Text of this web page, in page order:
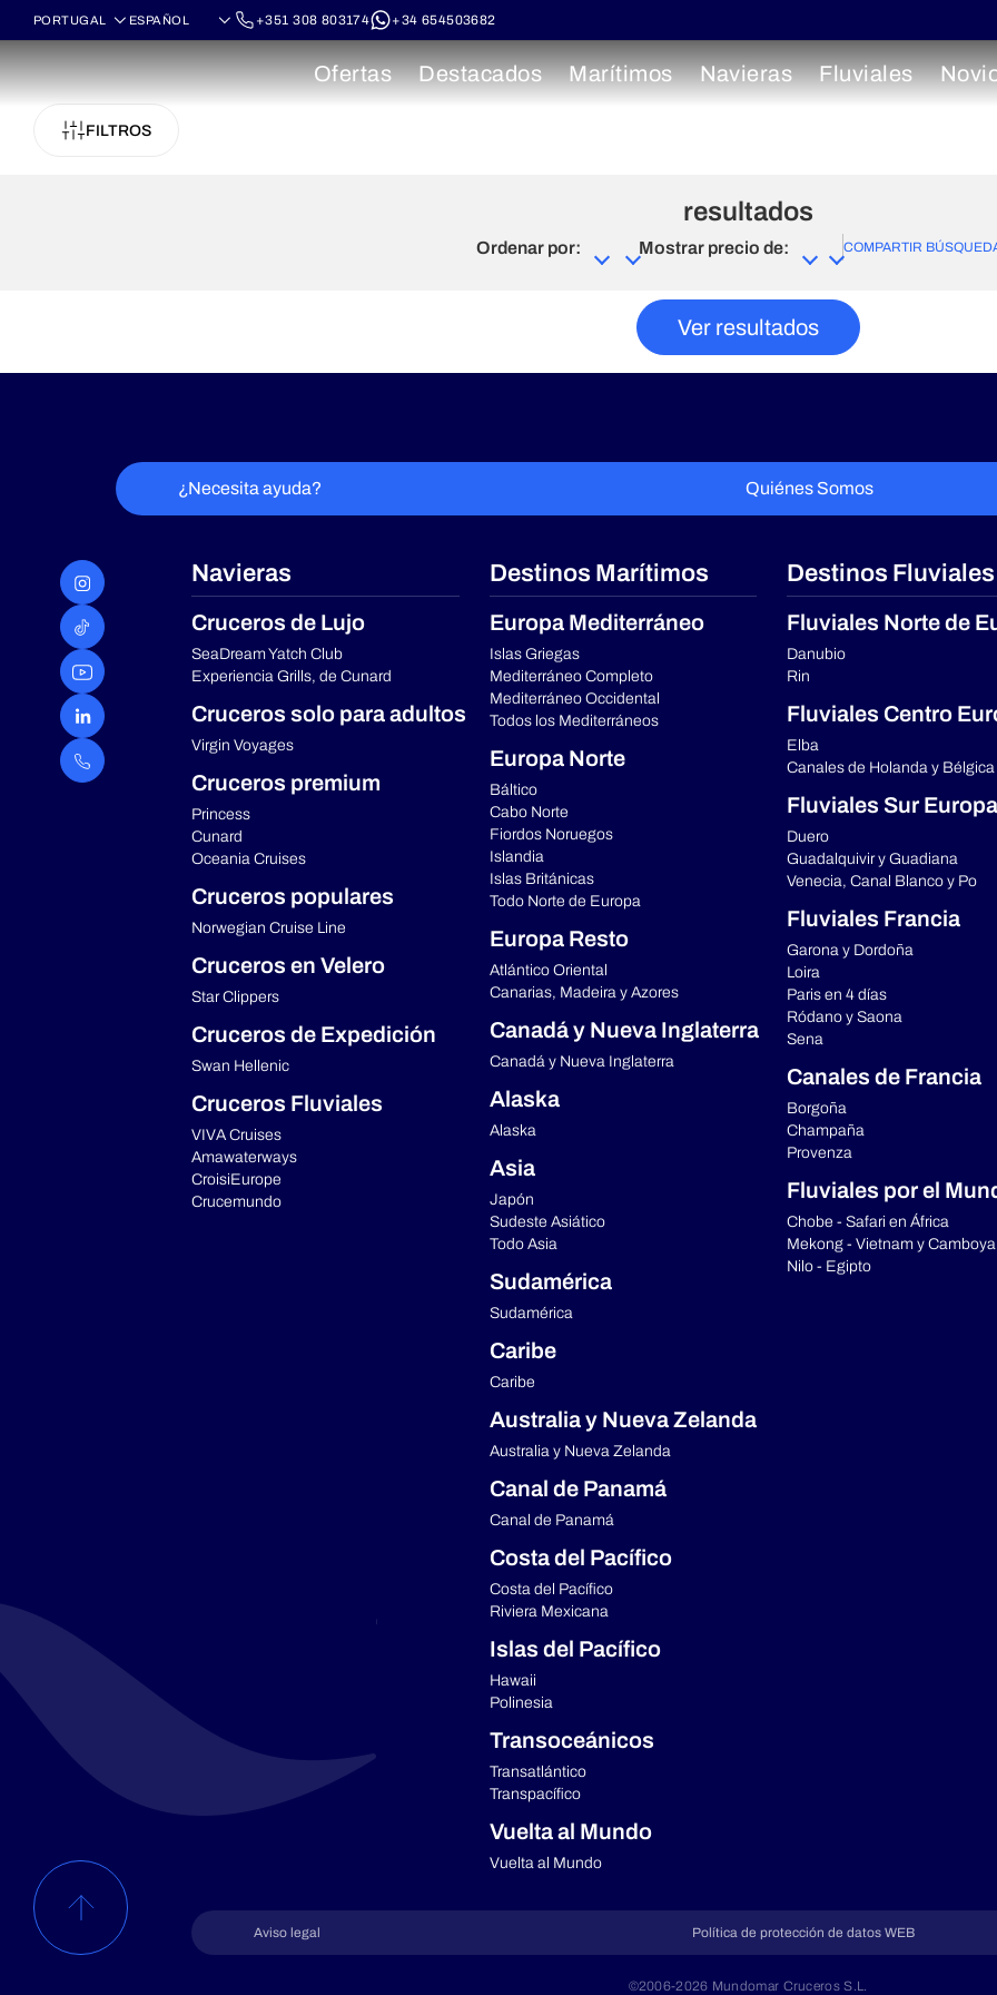
+351 308 803174 +34 654503682
Ofertas Destacados Marítimos Navieras Fluviales
FILTROS
resultados
Ordenar por: Mostrar precio de: COMPARTIR
Ver resultados
¿Necesita ayuda? Quiénes Somos
Navieras
Cruceros de Lujo
SeaDream Yatch Club
Experiencia Grills, de Cunard
Cruceros solo para adultos
Virgin Voyages
Cruceros premium
Princess
Cunard
Oceania Cruises
Cruceros populares
Norwegian Cruise Line
Cruceros en Velero
Star Clippers
Cruceros de Expedición
Swan Hellenic
Cruceros Fluviales
VIVA Cruises
Amawaterways
CroisiEurope
Crucemundo
Destinos Marítimos
Europa Mediterráneo
Islas Griegas
Mediterráneo Completo
Mediterráneo Occidental
Todos los Mediterráneos
Europa Norte
Báltico
Cabo Norte
Fiordos Noruegos
Islandia
Islas Británicas
Todo Norte de Europa
Europa Resto
Atlántico Oriental
Canarias, Madeira y Azores
Canadá y Nueva Inglaterra
Canadá y Nueva Inglaterra
Alaska
Alaska
Asia
Japón
Sudeste Asiático
Todo Asia
Sudamérica
Sudamérica
Caribe
Caribe
Australia y Nueva Zelanda
Australia y Nueva Zelanda
Canal de Panamá
Canal de Panamá
Costa del Pacífico
Costa del Pacífico
Riviera Mexicana
Islas del Pacífico
Hawaii
Polinesia
Transoceánicos
Transatlántico
Transpacífico
Vuelta al Mundo
Vuelta al Mundo
Destinos Fluviales
Fluviales Norte de
Danubio
Rin
Fluviales Centro
Elba
Canales de Holanda y Bélgica
Fluviales Sur Europa
Duero
Guadalquivir y Guadiana
Venecia, Canal Blanco y Po
Fluviales Francia
Garona y Dordoña
Loira
Paris en 4 días
Ródano y Saona
Sena
Canales de Francia
Borgoña
Champaña
Provenza
Fluviales por el
Chobe - Safari en África
Mekong - Vietnam y Camboya
Nilo - Egipto
Aviso legal Política de protección de datos WEB
©2006-2026 Mundomar Cruceros S.L.